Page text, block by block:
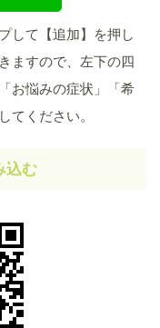
して【追加】を押し
ますので、左下の四
お悩みの症状」「希
てください。
込む